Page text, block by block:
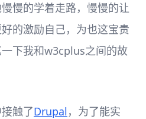
慢的学着走路，慢慢的让
的激励自己，为也这宝贵
下我和w3cplus之间的故
触了Drupal，为了能实